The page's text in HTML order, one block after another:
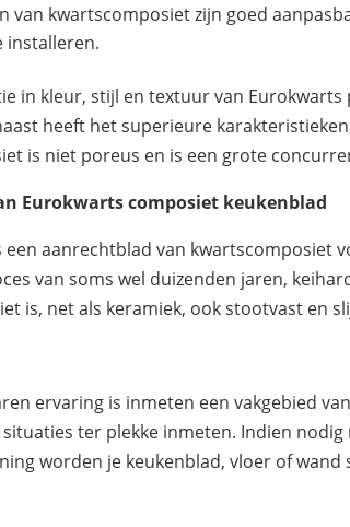
van kwartscomposiet zijn goed
installeren.
in kleur, stijl en textuur van
heeft het superieure
is niet poreus en is een grote
Eurokwarts composiet keukenblad
een aanrechtblad van kwartscomposiet
van soms wel duizenden jaren,
is, net als keramiek, ook stootvast en
ervaring is inmeten een vakgebied
ter plekke inmeten. Indien
worden je keukenblad, vloer of